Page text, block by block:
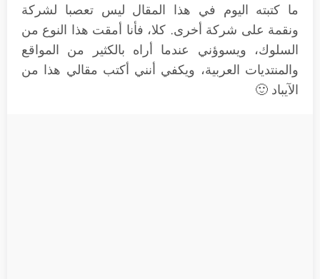
ما كتبته اليوم في هذا المقال ليس تعصبا لشركة
ونقمة على شركة أخرى. كلا، فأنا أمقت هذا النوع من
السلوك، ويسوؤني عندما أراه بالكثير من المواقع
والمنتديات العربية، ويكفي أنني أكتب مقالي هذا من
الآيباد 🙂